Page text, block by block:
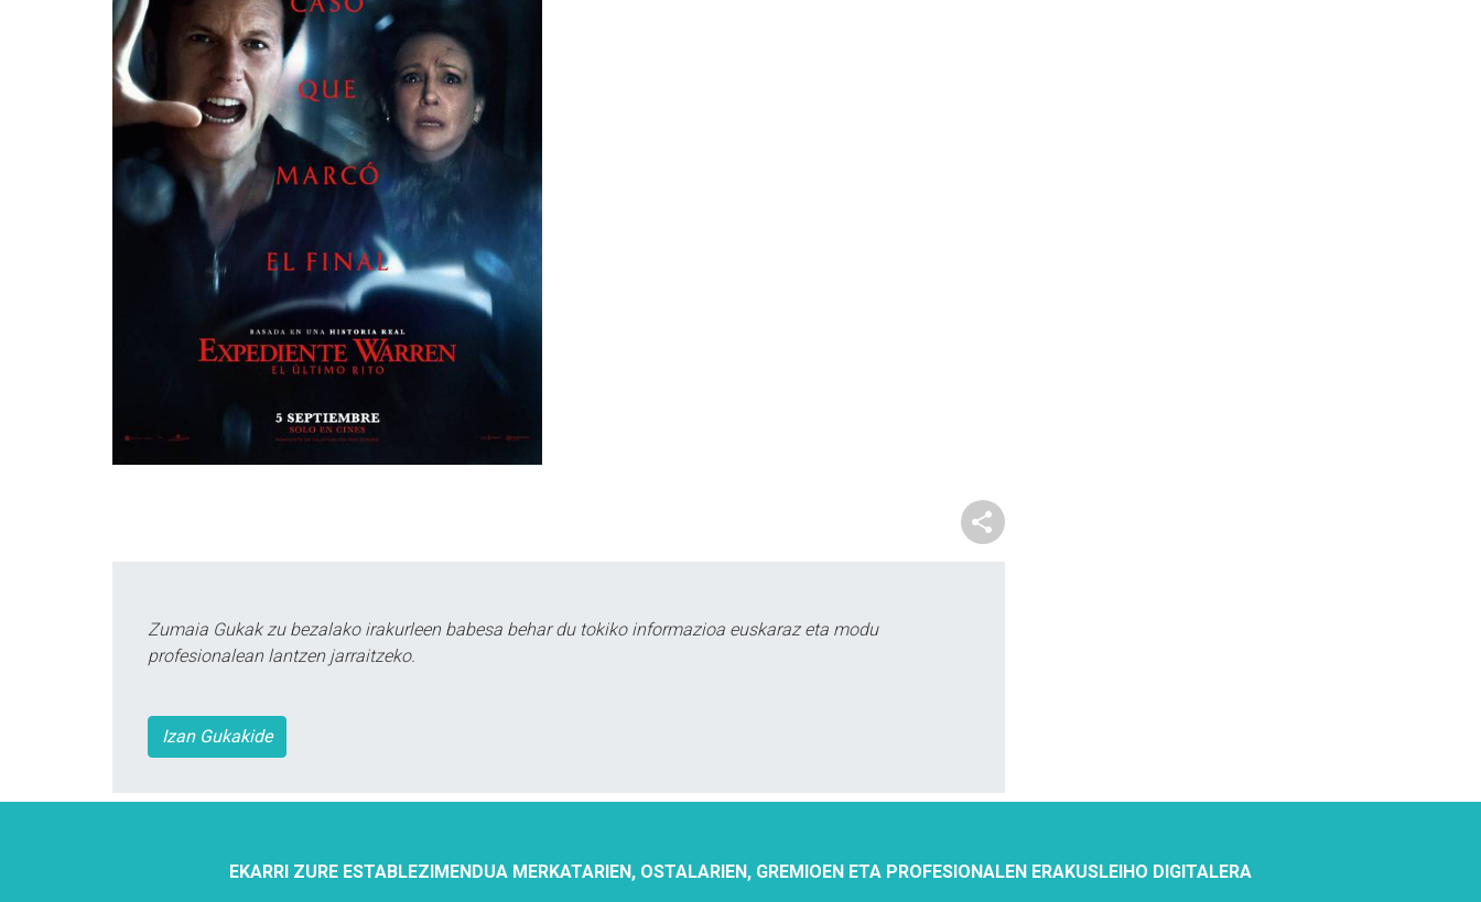
Zumaia Gukak zu bezalako irakurleen babesa behar du tokiko informazioa euskaraz eta modu
profesionalean lantzen jarraitzeko.
Izan Gukakide
EKARRI ZURE ESTABLEZIMENDUA MERKATARIEN, OSTALARIEN, GREMIOEN ETA PROFESIONALEN ERAKUSLEIHO DIGITALERA